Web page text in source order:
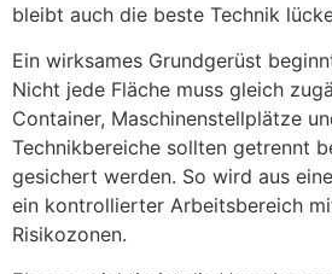
bleibt auch die beste Technik
Ein wirksames Grundgerüst
Nicht jede Fläche muss gleich
Container, Maschinenstellplätze
Technikbereiche sollten getrennt
gesichert werden. So wird aus
ein kontrollierter Arbeitsbereich
Risikozonen.